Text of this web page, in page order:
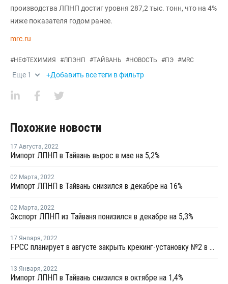
производства ЛПНП достиг уровня 287,2 тыс. тонн, что на 4%
ниже показателя годом ранее.
mrc.ru
#НЕФТЕХИМИЯ #ЛПЭНП #ТАЙВАНЬ #НОВОСТЬ #ПЭ #MRC
Еще 1 +Добавить все теги в фильтр
Похожие новости
17 Августа, 2022
Импорт ЛПНП в Тайвань вырос в мае на 5,2%
02 Марта, 2022
Импорт ЛПНП в Тайвань снизился в декабре на 16%
02 Марта, 2022
Экспорт ЛПНП из Тайваня понизился в декабре на 5,3%
17 Января, 2022
FPCC планирует в августе закрыть крекинг-установку №2 в Майлиао на ремонт
13 Января, 2022
Импорт ЛПНП в Тайвань снизился в октябре на 1,4%